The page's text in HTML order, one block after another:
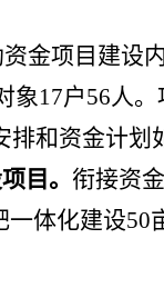
金项目建设
17户56人
和资金计划
目。 衔接资
体化建设